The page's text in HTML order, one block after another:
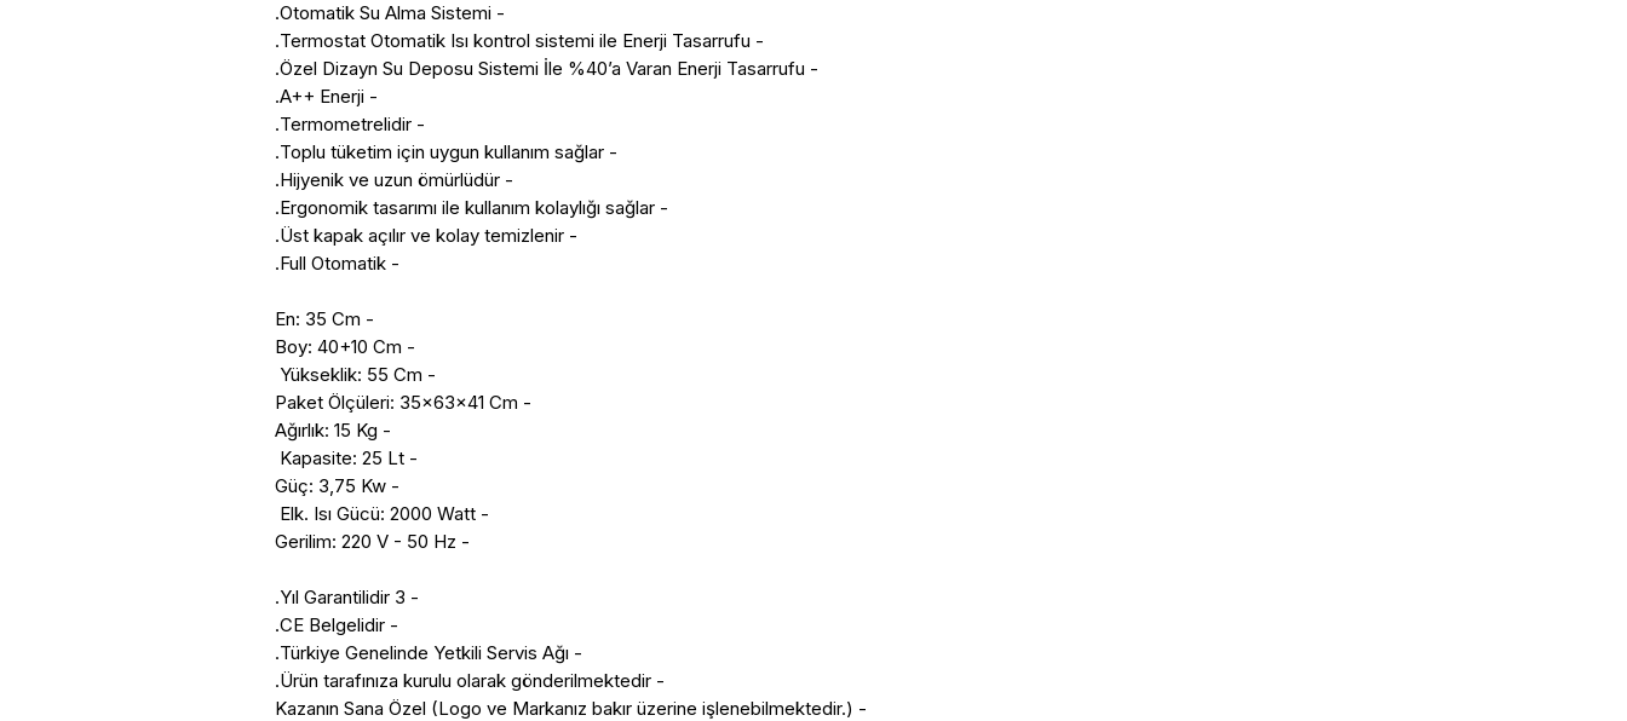
- Otomatik Su Alma Sistemi.
- Termostat Otomatik Isı kontrol sistemi ile Enerji Tasarrufu.
- Özel Dizayn Su Deposu Sistemi İle %40’a Varan Enerji Tasarrufu.
- A++ Enerji.
- Termometrelidir.
- Toplu tüketim için uygun kullanım sağlar.
- Hijyenik ve uzun ömürlüdür.
- Ergonomik tasarımı ile kullanım kolaylığı sağlar.
- Üst kapak açılır ve kolay temizlenir.
- Full Otomatik.
- En: 35 Cm
- Boy: 40+10 Cm
- Yükseklik: 55 Cm
- Paket Ölçüleri: 35x63x41 Cm
- Ağırlık: 15 Kg
- Kapasite: 25 Lt
- Güç: 3,75 Kw
- Elk. Isı Gücü: 2000 Watt
- Gerilim: 220 V - 50 Hz
- 3 Yıl Garantilidir.
- CE Belgelidir.
- Türkiye Genelinde Yetkili Servis Ağı.
- Ürün tarafınıza kurulu olarak gönderilmektedir.
- Kazanın Sana Özel (Logo ve Markanız bakır üzerine işlenebilmektedir.)